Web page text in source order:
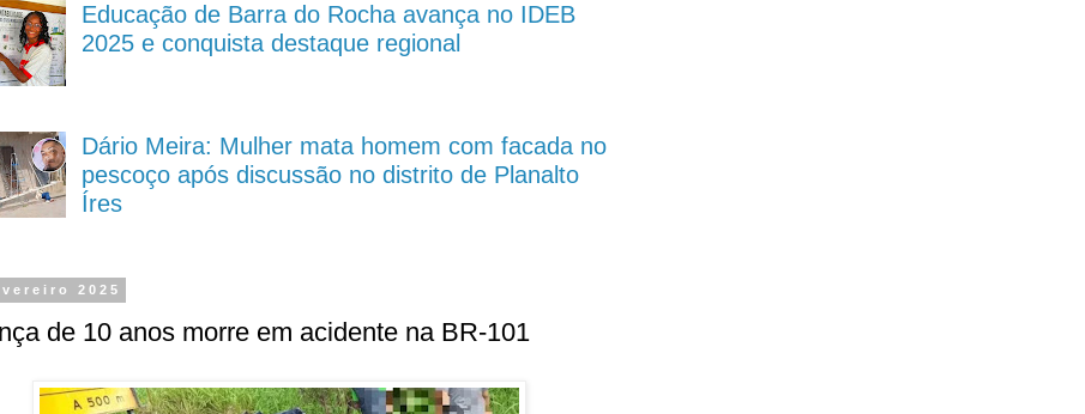
Educação de Barra do Rocha avança no IDEB
2025 e conquista destaque regional
Dário Meira: Mulher mata homem com facada no
pescoço após discussão no distrito de Planalto
Íres
2025
de 10 anos morre em acidente na BR-101